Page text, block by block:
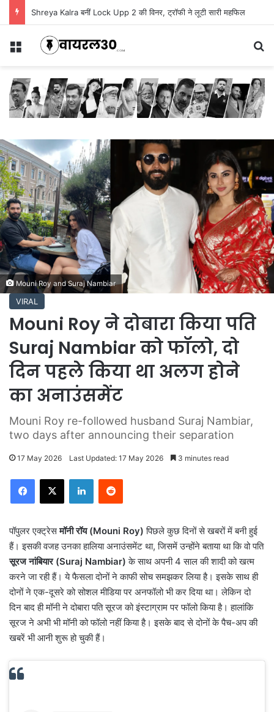
Shreya Kalra बनीं Lock Upp 2 की विनर, ट्रॉफी ने लूटी सारी महफिल
Menu
Mouni Roy and Suraj Nambiar
VIRAL
Mouni Roy ने दोबारा किया पति
Suraj Nambiar को फॉलो, दो
दिन पहले किया था अलग होने
का अनाउंसमेंट
Mouni Roy re-followed husband Suraj Nambiar,
two days after announcing their separation
17 May 2026 Last Updated: 17 May 2026 3 minutes read
LinkedInReddit
पॉपुलर एक्ट्रेसमॉनी रॉय (Mouni Roy) पिछले कुछ दिनों से खबरों में बनी हुई
हैं। इसकी वजह उनका हालिया अनाउंसमेंट था, जिसमें उन्होंने बताया था कि वो पति
सूरज नांबियार (Suraj Nambiar) के साथ अपनी 4 साल की शादी को खत्म
करने जा रही हैं। ये फैसला दोनों ने काफी सोच समझकर लिया है। इसके साथ ही
दोनों ने एक-दूसरे को सोशल मीडिया पर अनफॉलो भी कर दिया था। लेकिन दो
दिन बाद ही मॉनी ने दोबारा पति सूरज को इंस्टाग्राम पर फॉलो किया है। हालांकि
सूरज ने अभी भी मॉनी को फॉलो नहीं किया है। इसके बाद से दोनों के पैच-अप की
खबरें भी आनी शुरू हो चुकी हैं।